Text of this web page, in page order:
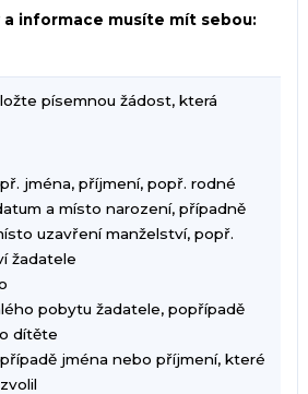
a informace musíte mít sebou:
písemnou žádost, která
jména, příjmení, popř. rodné
a místo narození, případně
uzavření manželství, popř.
žadatele
pobytu žadatele, popřípadě
dítěte
jména nebo příjmení, které